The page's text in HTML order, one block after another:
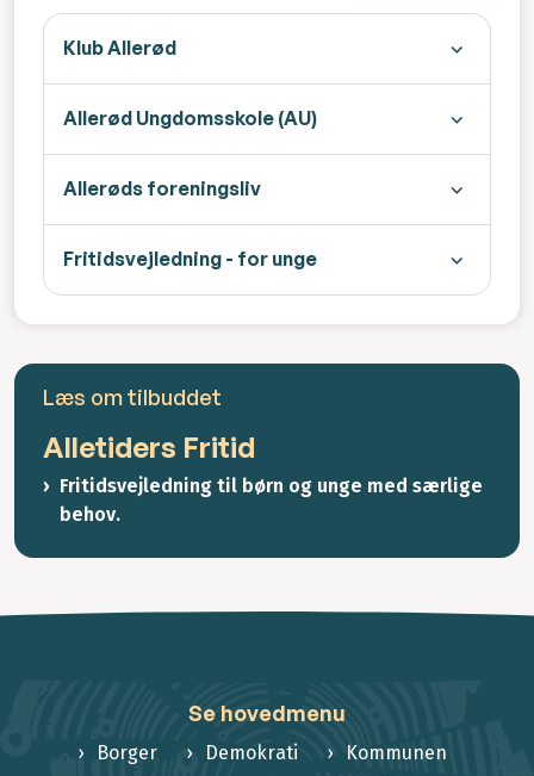
Klub Allerød
Allerød Ungdomsskole (AU)
Allerøds foreningsliv
Fritidsvejledning - for unge
Læs om tilbuddet
Alletiders Fritid
Fritidsvejledning til børn og unge med særlige
behov.
Se hovedmenu
Borger Demokrati Kommunen